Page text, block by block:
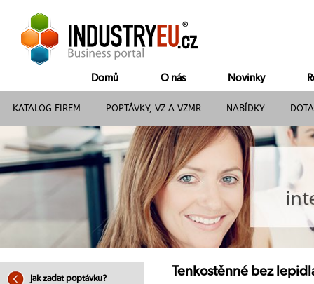
Domů O nás Novinky
KATALOG FIREM POPTÁVKY, VZ A VZMR NABÍDKY
Jak zadat poptávku?
Tenkostěnné bez